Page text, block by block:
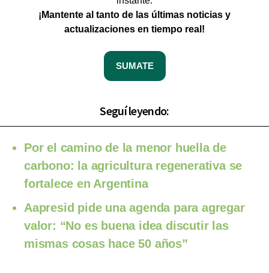
¡Mantente al tanto de las últimas noticias y
actualizaciones en tiempo real!
SUMATE
Seguí leyendo:
Por el camino de la menor huella de
carbono: la agricultura regenerativa se
fortalece en Argentina
Aapresid pide una agenda para agregar
valor: “No es buena idea discutir las
mismas cosas hace 50 años”